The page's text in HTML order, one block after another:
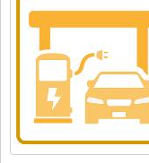
Lista allegati